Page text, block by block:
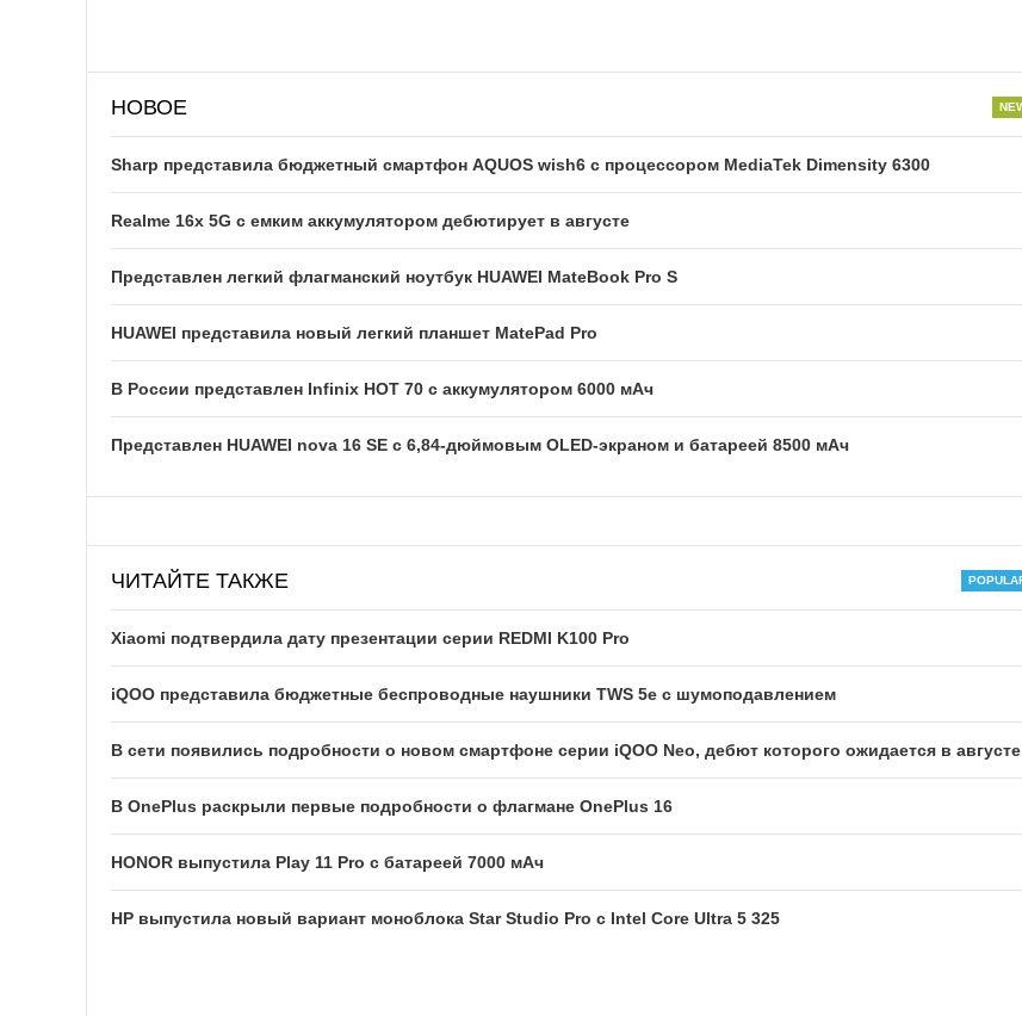
НОВОЕ
Sharp представила бюджетный смартфон AQUOS wish6 с процессором MediaTek Dimensity 6300
Realme 16x 5G с емким аккумулятором дебютирует в августе
Представлен легкий флагманский ноутбук HUAWEI MateBook Pro S
HUAWEI представила новый легкий планшет MatePad Pro
В России представлен Infinix HOT 70 с аккумулятором 6000 мАч
Представлен HUAWEI nova 16 SE с 6,84-дюймовым OLED-экраном и батареей 8500 мАч
ЧИТАЙТЕ ТАКЖЕ
Xiaomi подтвердила дату презентации серии REDMI K100 Pro
iQOO представила бюджетные беспроводные наушники TWS 5e с шумоподавлением
В сети появились подробности о новом смартфоне серии iQOO Neo, дебют которого ожидается в августе
В OnePlus раскрыли первые подробности о флагмане OnePlus 16
HONOR выпустила Play 11 Pro с батареей 7000 мАч
HP выпустила новый вариант моноблока Star Studio Pro с Intel Core Ultra 5 325